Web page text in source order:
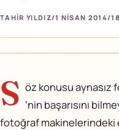
Kaydettiklerim
Yapay Zeka Okulu
AiPixo
TAHIR YILDIZ/1 NISAN 2014/
S öz konusu aynasız
‘nin başarısını
fotoğraf makinelerindeki